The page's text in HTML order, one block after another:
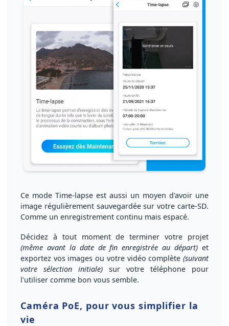
Ce mode Time-lapse est aussi un moyen d'avoir une
image régulièrement sauvegardée sur votre carte-SD.
Comme un enregistrement continu mais espacé.
Décidez à tout moment de terminer votre projet
(même avant la date de fin enregistrée au départ) et
exportez vos images ou votre vidéo complète (suivant
votre sélection initiale) sur votre téléphone pour
l'utiliser comme bon vous semble.
Caméra PoE, pour vous simplifier la
vie